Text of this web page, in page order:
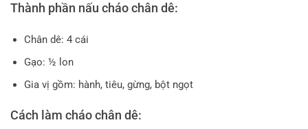
Thành phần nấu cháo chân dê:
Chân dê: 4 cái
Gạo: ½ lon
Gia vị gồm: hành, tiêu, gừng, bột ngọt
Cách làm cháo chân dê: